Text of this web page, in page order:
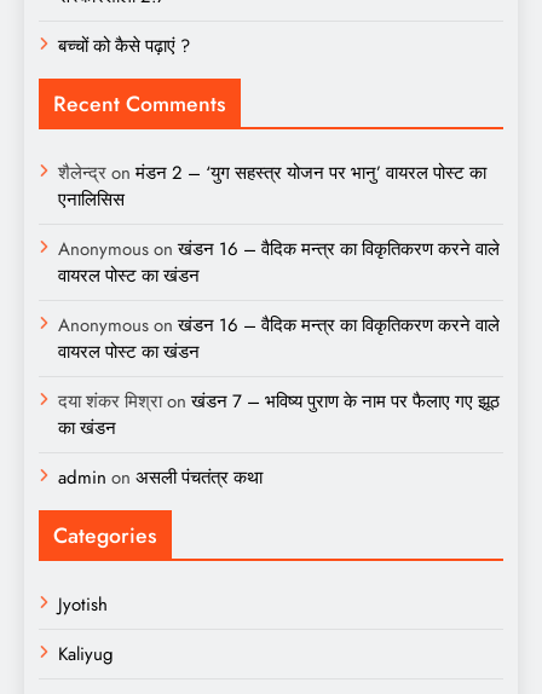
बच्चों को कैसे पढ़ाएं ?
Recent Comments
शैलेन्द्रonमंडन 2 – ‘युग सहस्त्र योजन पर भानु’ वायरल पोस्ट का
एनालिसिस
Anonymousonखंडन 16 – वैदिक मन्त्र का विकृतिकरण करने वाले
वायरल पोस्ट का खंडन
Anonymousonखंडन 16 – वैदिक मन्त्र का विकृतिकरण करने वाले
वायरल पोस्ट का खंडन
दया शंकर मिश्राonखंडन 7 – भविष्य पुराण के नाम पर फैलाए गए झूठ
का खंडन
admin on असली पंचतंत्र कथा
Categories
Jyotish
Kaliyug